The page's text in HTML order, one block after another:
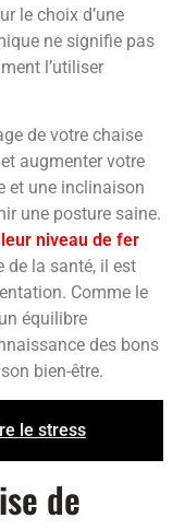
le choix d’une
ne signifie pas
l’utiliser
de votre chaise
augmenter votre
et une inclinaison
une posture saine.
niveau de fer
de la santé, il est
Comme le
équilibre
des bons
bien-être.
le stress
de